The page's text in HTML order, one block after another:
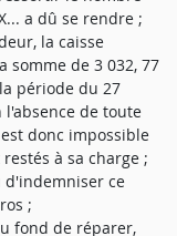
a dû se rendre ;
la caisse
somme de 3 032, 77
période du 27
l'absence de toute
donc impossible
à sa charge ;
d'indemniser ce
;
fond de réparer,